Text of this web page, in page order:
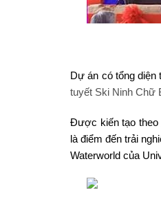
Dự án có tổng diện
tuyết Ski Ninh Chữ
Được kiến tạo theo
là điểm đến trải
Waterworld của